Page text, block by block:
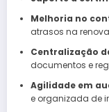
Melhoria no
atrasos na
Centralização
documentos e
Agilidade em
e organizada de